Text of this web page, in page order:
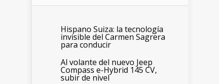
Hispano Suiza: la tecnología
invisible del Carmen Sagrera
para conducir
Al volante del nuevo Jeep
Compass e-Hybrid 145 CV,
subir de nivel